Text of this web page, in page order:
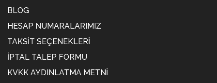
BLOG
HESAP NUMARALARIMIZ
TAKSIT SEÇENEKLERI
İPTAL TALEP FORMU
KVKK AYDINLATMA METNİ